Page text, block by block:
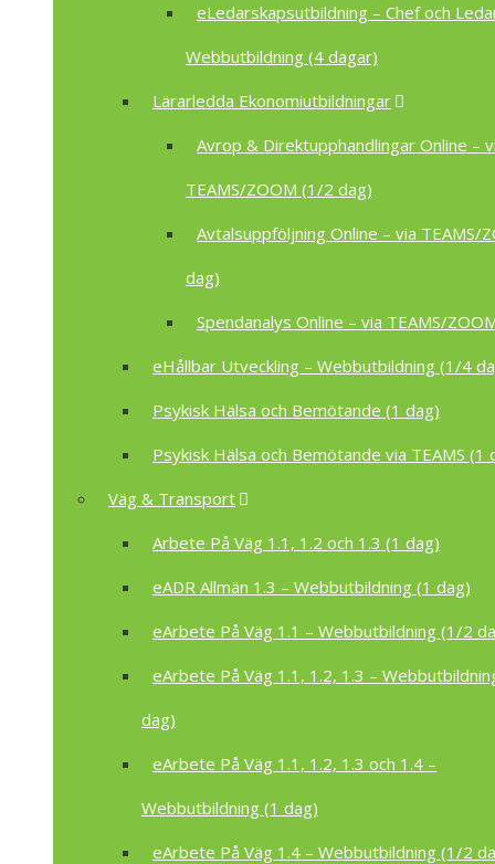
eLedarskapsutbildning – Chef och
Webbutbildning (4 dagar)
Lärarledda Ekonomiutbildningar
Avrop & Direktupphandlingar Online –
TEAMS/ZOOM (1/2 dag)
Avtalsuppföljning Online – via TEAMS/
dag)
Spendanalys Online – via TEAMS/
eHållbar Utveckling – Webbutbildning (1/4
Psykisk Hälsa och Bemötande (1 dag)
Psykisk Hälsa och Bemötande via TEAMS (1
Väg & Transport
Arbete På Väg 1.1, 1.2 och 1.3 (1 dag)
eADR Allmän 1.3 – Webbutbildning (1 dag)
eArbete På Väg 1.1 – Webbutbildning (1/2
eArbete På Väg 1.1, 1.2, 1.3 –
dag)
eArbete På Väg 1.1, 1.2, 1.3 och 1.4 –
Webbutbildning (1 dag)
eArbete På Väg 1.4 – Webbutbildning (1/2